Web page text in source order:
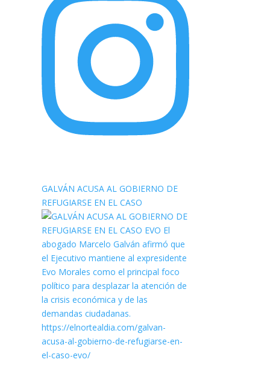
GALVÁN ACUSA AL GOBIERNO DE
REFUGIARSE EN EL CASO